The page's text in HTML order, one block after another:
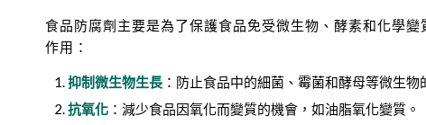
食品防腐劑主要是為了保護食品免受微生物、酵素和化學
作用：
抑制微生物生長 ：防止食品中的細菌、霉菌和酵母等微生物
抗氧化 ：減少食品因氧化而變質的機會，如油脂氧化變質。